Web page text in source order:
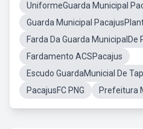
UniformeGuarda Municipal
Guarda Municipal
Farda Da Guarda MunicipalDe
Fardamento ACSPacajus
Escudo GuardaMunicial De
PacajusFC PNG
Prefeitura